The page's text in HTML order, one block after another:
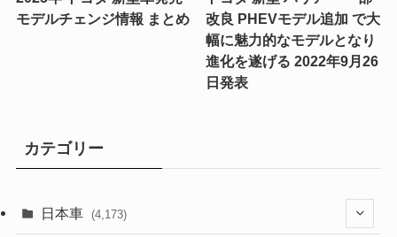
モデルチェンジ情報 まとめ
改良 PHEVモデル追加 で大
幅に魅力的なモデルとなり
進化を遂げる 2022年9月26
日発表
カテゴリー
日本車 (4,173)